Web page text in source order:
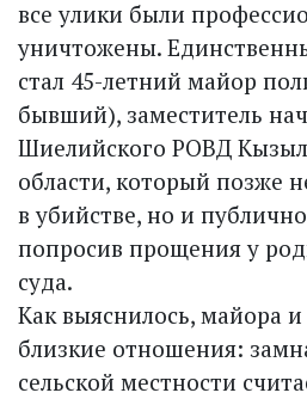
все улики были
уничтожены.
стал 45-летний майор
бывший), заместитель
Шиелийского РОВД
области, который позже
в убийстве, но и публично
попросив прощения у
суда.
Как выяснилось, майора
близкие отношения:
сельской местности